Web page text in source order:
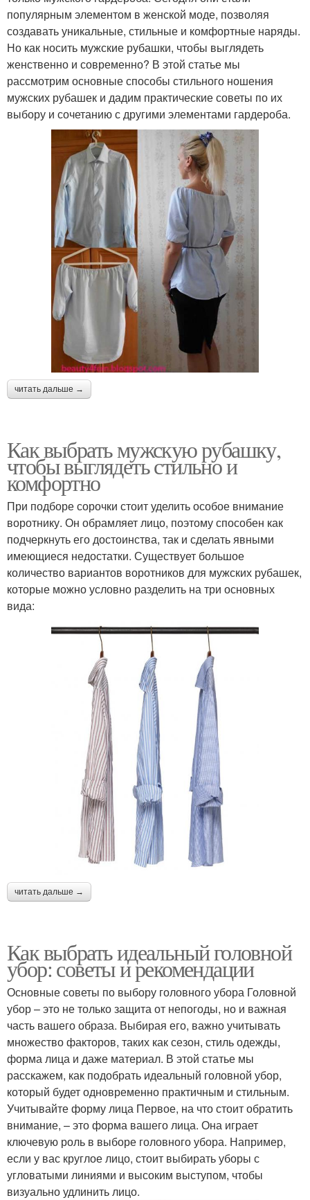
популярным элементом в женской моде, позволяя
создавать уникальные, стильные и комфортные наряды.
Но как носить мужские рубашки, чтобы выглядеть
женственно и современно? В этой статье мы
рассмотрим основные способы стильного ношения
мужских рубашек и дадим практические советы по их
выбору и сочетанию с другими элементами гардероба.
читать дальше →
Как выбрать мужскую рубашку,
чтобы выглядеть стильно и
комфортно
При подборе сорочки стоит уделить особое внимание
воротнику. Он обрамляет лицо, поэтому способен как
подчеркнуть его достоинства, так и сделать явными
имеющиеся недостатки. Существует большое
количество вариантов воротников для мужских рубашек,
которые можно условно разделить на три основных
вида:
читать дальше →
Как выбрать идеальный головной
убор: советы и рекомендации
Основные советы по выбору головного убора Головной
убор – это не только защита от непогоды, но и важная
часть вашего образа. Выбирая его, важно учитывать
множество факторов, таких как сезон, стиль одежды,
форма лица и даже материал. В этой статье мы
расскажем, как подобрать идеальный головной убор,
который будет одновременно практичным и стильным.
Учитывайте форму лица Первое, на что стоит обратить
внимание, – это форма вашего лица. Она играет
ключевую роль в выборе головного убора. Например,
если у вас круглое лицо, стоит выбирать уборы с
угловатыми линиями и высоким выступом, чтобы
визуально удлинить лицо.